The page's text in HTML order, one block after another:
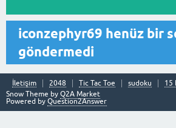
iconzephyr69 henüz bir
göndermedi
İletişim 2048 Tic Tac Toe sudoku
15
Snow Theme by Q2A Market
Powered by Question2Answer